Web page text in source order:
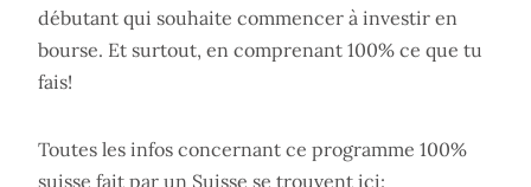
débutant qui souhaite commencer à investir en
bourse. Et surtout, en comprenant 100% ce que tu
fais!
Toutes les infos concernant ce programme 100%
suisse fait par un Suisse se trouvent ici: